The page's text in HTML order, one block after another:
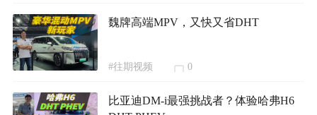
魏牌高端MPV，又快又省DHT
#往期视频 0
比亚迪DM-i最强挑战者？体验哈弗H6